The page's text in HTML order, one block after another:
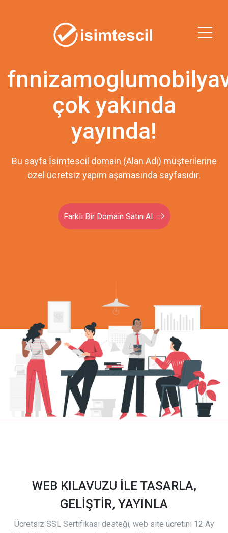
çok yakında
yayında!
Bu sayfa İsimtescil domain (Alan Adı) müşterilerine
özel ücretsiz yapım aşamasında sayfasıdır.
Farklı Bir Domain Satın Al
WEB KILAVUZU İLE TASARLA,
GELİŞTİR, YAYINLA
Ücretsiz SSL Sertifikası desteği, web site ücretini 12 Ay